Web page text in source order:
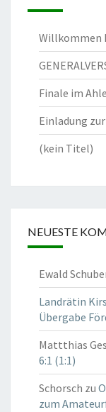
Willkommen
Finale im
Einladung
(kein Titel)
NEUESTE
Ewald
Landrätin
Übergabe
Mattthias
6:1 (1:1)
Schorsch zu
zum